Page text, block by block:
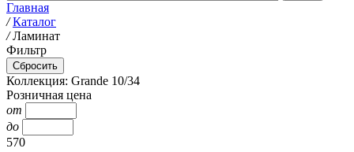
Главная
/ Каталог
/ Ламинат
Фильтр
Коллекция: Grande 10/34
Розничная цена
от
до
570